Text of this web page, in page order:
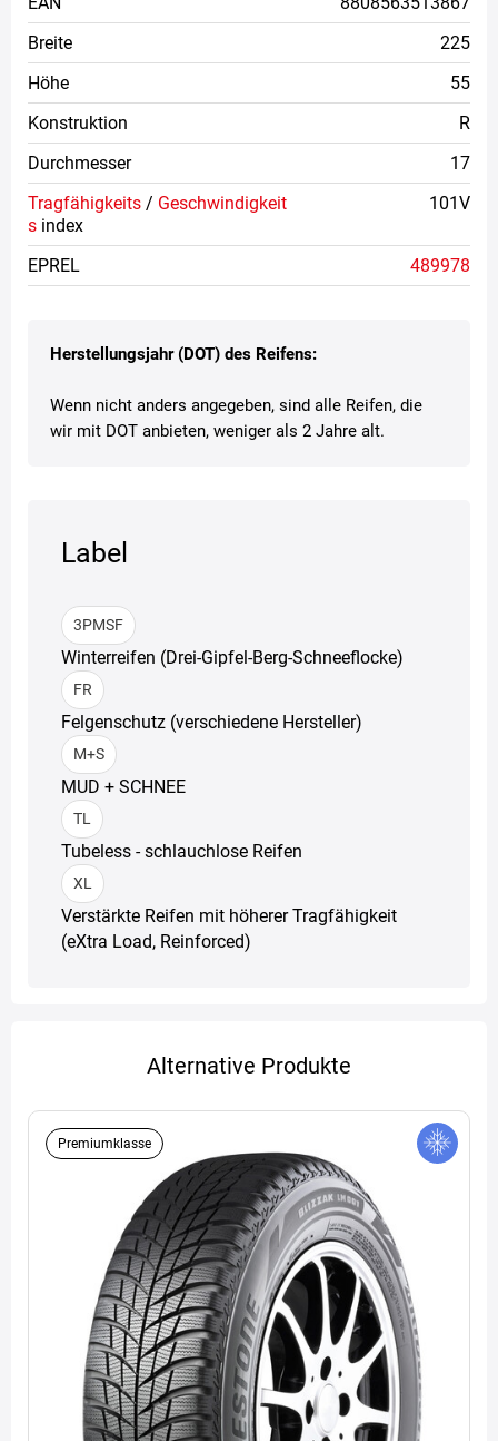
Herstellungsjahr (DOT) des Reifens:
Wenn nicht anders angegeben, sind alle Reifen, die
wir mit DOT anbieten, weniger als 2 Jahre alt.
Label
3PMSF
Winterreifen (Drei-Gipfel-Berg-Schneeflocke)
FR
Felgenschutz (verschiedene Hersteller)
M+S
MUD + SCHNEE
TL
Tubeless - schlauchlose Reifen
XL
Verstärkte Reifen mit höherer Tragfähigkeit
(eXtra Load, Reinforced)
Breite
225
Höhe
55
Konstruktion
R
Durchmesser
17
Tragfähigkeits / Geschwindigkeit
s index
101V
EPREL 489978
Alternative Produkte
Premiumklasse